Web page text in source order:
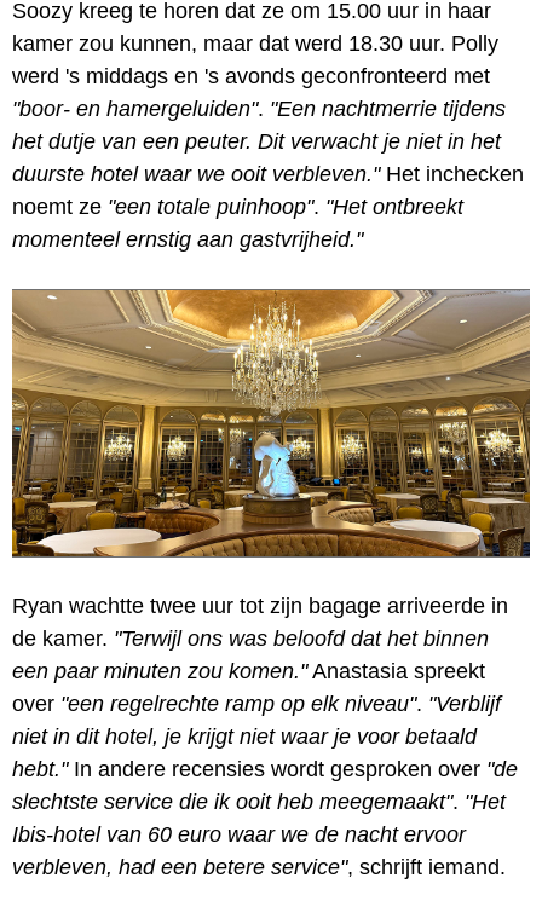
Soozy kreeg te horen dat ze om 15.00 uur in haar
kamer zou kunnen, maar dat werd 18.30 uur. Polly
werd 's middags en 's avonds geconfronteerd met
"boor- en hamergeluiden". "Een nachtmerrie tijdens
het dutje van een peuter. Dit verwacht je niet in het
duurste hotel waar we ooit verbleven."Het inchecken
noemt ze "een totale puinhoop". "Het ontbreekt
momenteel ernstig aan gastvrijheid."
Ryan wachtte twee uur tot zijn bagage arriveerde in
de kamer. "Terwijl ons was beloofd dat het binnen
een paar minuten zou komen."Anastasia spreekt
over "een regelrechte ramp op elk niveau". "Verblijf
niet in dit hotel, je krijgt niet waar je voor betaald
hebt."In andere recensies wordt gesproken over "de
slechtste service die ik ooit heb meegemaakt". "Het
Ibis-hotel van 60 euro waar we de nacht ervoor
verbleven, had een betere service", schrijft iemand.